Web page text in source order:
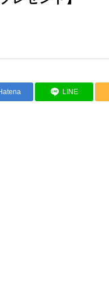
LINE